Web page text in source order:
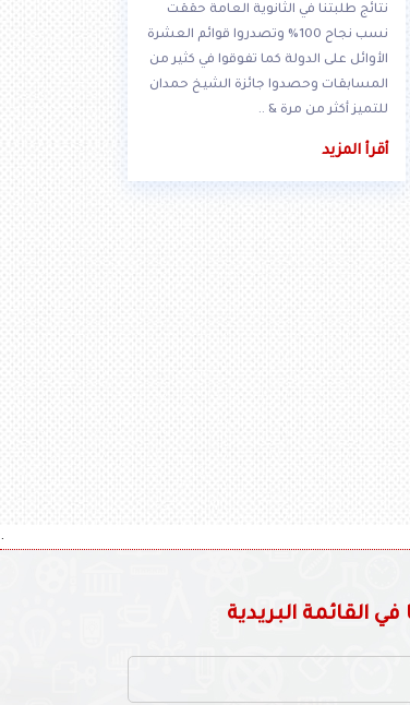
نتائج طلبتنا في الثانوية العامة حققت
نسب نجاح 100% وتصدروا قوائم العشرة
الأوائل على الدولة كما تفوقوا في كثير من
المسابقات وحصدوا جائزة الشيخ حمدان
للتميز أكثر من مرة & ..
أقرأ المزيد
.
القائمة البريدية